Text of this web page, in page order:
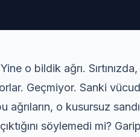
Yine o bildik ağrı.
Geçmiyor. Sanki
o kusursuz
söylemedi mi?